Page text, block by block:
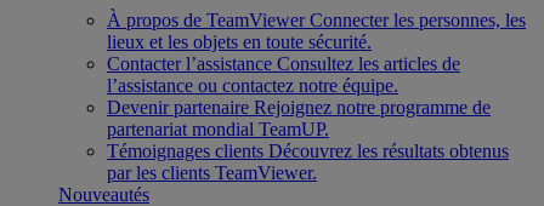
À propos de TeamViewer Connecter les personnes, les
lieux et les objets en toute sécurité.
Contacter l’assistance Consultez les articles de
l’assistance ou contactez notre équipe.
Devenir partenaire Rejoignez notre programme de
partenariat mondial TeamUP.
Témoignages clients Découvrez les résultats obtenus
par les clients TeamViewer.
Nouveautés